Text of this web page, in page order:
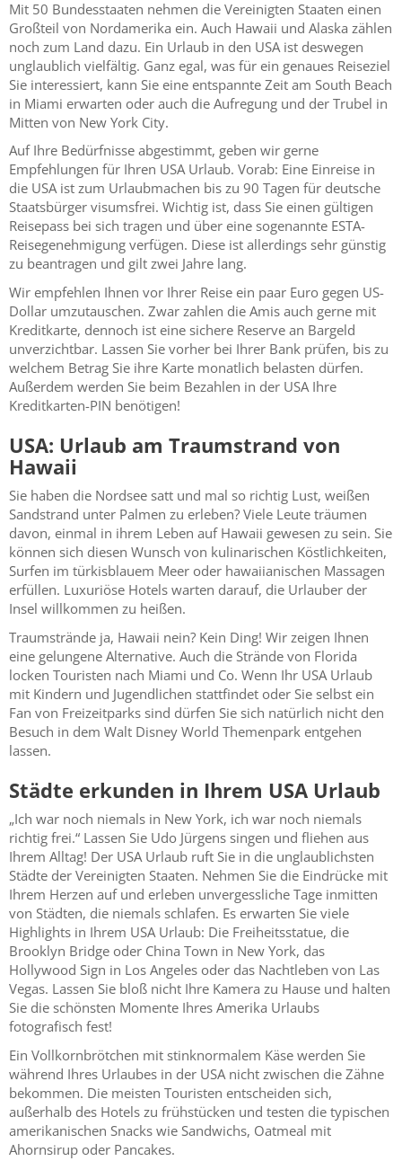
Mit 50 Bundesstaaten nehmen die Vereinigten Staaten einen
Großteil von Nordamerika ein. Auch Hawaii und Alaska zählen
noch zum Land dazu. Ein Urlaub in den USA ist deswegen
unglaublich vielfältig. Ganz egal, was für ein genaues Reiseziel
Sie interessiert, kann Sie eine entspannte Zeit am South Beach
in Miami erwarten oder auch die Aufregung und der Trubel in
Mitten von New York City.
Auf Ihre Bedürfnisse abgestimmt, geben wir gerne
Empfehlungen für Ihren USA Urlaub. Vorab: Eine Einreise in
die USA ist zum Urlaubmachen bis zu 90 Tagen für deutsche
Staatsbürger visumsfrei. Wichtig ist, dass Sie einen gültigen
Reisepass bei sich tragen und über eine sogenannte ESTA-
Reisegenehmigung verfügen. Diese ist allerdings sehr günstig
zu beantragen und gilt zwei Jahre lang.
Wir empfehlen Ihnen vor Ihrer Reise ein paar Euro gegen US-
Dollar umzutauschen. Zwar zahlen die Amis auch gerne mit
Kreditkarte, dennoch ist eine sichere Reserve an Bargeld
unverzichtbar. Lassen Sie vorher bei Ihrer Bank prüfen, bis zu
welchem Betrag Sie ihre Karte monatlich belasten dürfen.
Außerdem werden Sie beim Bezahlen in der USA Ihre
Kreditkarten-PIN benötigen!
USA: Urlaub am Traumstrand von
Hawaii
Sie haben die Nordsee satt und mal so richtig Lust, weißen
Sandstrand unter Palmen zu erleben? Viele Leute träumen
davon, einmal in ihrem Leben auf Hawaii gewesen zu sein. Sie
können sich diesen Wunsch von kulinarischen Köstlichkeiten,
Surfen im türkisblauem Meer oder hawaiianischen Massagen
erfüllen. Luxuriöse Hotels warten darauf, die Urlauber der
Insel willkommen zu heißen.
Traumstrände ja, Hawaii nein? Kein Ding! Wir zeigen Ihnen
eine gelungene Alternative. Auch die Strände von Florida
locken Touristen nach Miami und Co. Wenn Ihr USA Urlaub
mit Kindern und Jugendlichen stattfindet oder Sie selbst ein
Fan von Freizeitparks sind dürfen Sie sich natürlich nicht den
Besuch in dem Walt Disney World Themenpark entgehen
lassen.
Städte erkunden in Ihrem USA Urlaub
„Ich war noch niemals in New York, ich war noch niemals
richtig frei.“ Lassen Sie Udo Jürgens singen und fliehen aus
Ihrem Alltag! Der USA Urlaub ruft Sie in die unglaublichsten
Städte der Vereinigten Staaten. Nehmen Sie die Eindrücke mit
Ihrem Herzen auf und erleben unvergessliche Tage inmitten
von Städten, die niemals schlafen. Es erwarten Sie viele
Highlights in Ihrem USA Urlaub: Die Freiheitsstatue, die
Brooklyn Bridge oder China Town in New York, das
Hollywood Sign in Los Angeles oder das Nachtleben von Las
Vegas. Lassen Sie bloß nicht Ihre Kamera zu Hause und halten
Sie die schönsten Momente Ihres Amerika Urlaubs
fotografisch fest!
Ein Vollkornbrötchen mit stinknormalem Käse werden Sie
während Ihres Urlaubes in der USA nicht zwischen die Zähne
bekommen. Die meisten Touristen entscheiden sich,
außerhalb des Hotels zu frühstücken und testen die typischen
amerikanischen Snacks wie Sandwichs, Oatmeal mit
Ahornsirup oder Pancakes.